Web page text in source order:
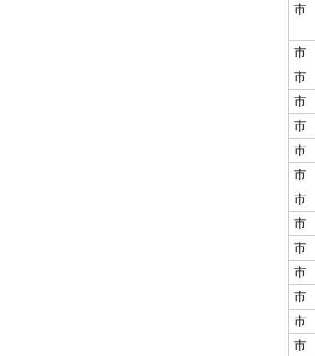
市
市
市
市
市
市
市
市
市
市
市
市
市
市